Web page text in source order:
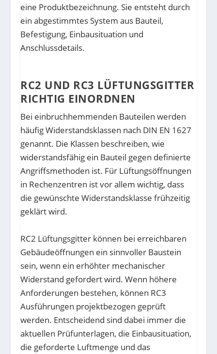
eine Produktbezeichnung. Sie entsteht durch
ein abgestimmtes System aus Bauteil,
Befestigung, Einbausituation und
Anschlussdetails.
RC2 UND RC3 LÜFTUNGSGITTER
RICHTIG EINORDNEN
Bei einbruchhemmenden Bauteilen werden
häufig Widerstandsklassen nach DIN EN 1627
genannt. Die Klassen beschreiben, wie
widerstandsfähig ein Bauteil gegen definierte
Angriffsmethoden ist. Für Lüftungsöffnungen
in Rechenzentren ist vor allem wichtig, dass
die gewünschte Widerstandsklasse frühzeitig
geklärt wird.
RC2 Lüftungsgitter können bei erreichbaren
Gebäudeöffnungen ein sinnvoller Baustein
sein, wenn ein erhöhter mechanischer
Widerstand gefordert wird. Wenn höhere
Anforderungen bestehen, können RC3
Ausführungen projektbezogen geprüft
werden. Entscheidend sind dabei immer die
aktuellen Prüfunterlagen, die Einbausituation,
die geforderte Luftmenge und das